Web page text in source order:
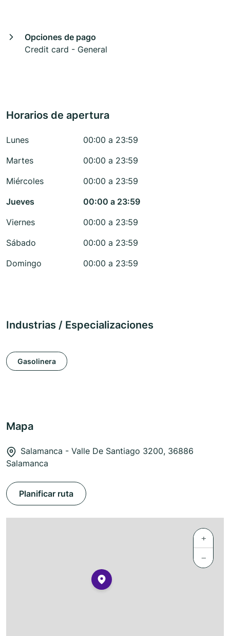
Opciones de pago
Credit card - General
Horarios de apertura
Lunes
00:00 a 23:59
Martes
00:00 a 23:59
Miércoles
00:00 a 23:59
Jueves
00:00 a 23:59
Viernes
00:00 a 23:59
Sábado
00:00 a 23:59
Domingo
00:00 a 23:59
Industrias / Especializaciones
Gasolinera
Mapa
Salamanca - Valle De Santiago 3200, 36886
Salamanca
Planificar ruta
+
−